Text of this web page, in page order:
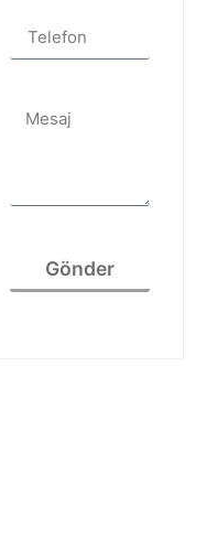
Gönder